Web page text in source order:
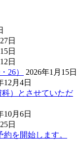
日
日
日
26）
2026年1月15日
12月4日
）とさせていただ
10月6日
日
を開始します。